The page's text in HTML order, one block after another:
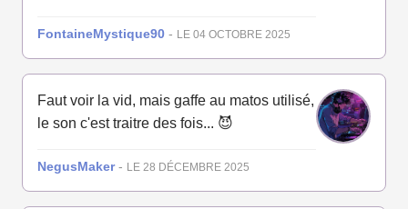
FontaineMystique90 - LE 04 OCTOBRE 2025
Faut voir la vid, mais gaffe au matos utilisé,
le son c'est traitre des fois... 😈
NegusMaker- LE 28 DÉCEMBRE 2025